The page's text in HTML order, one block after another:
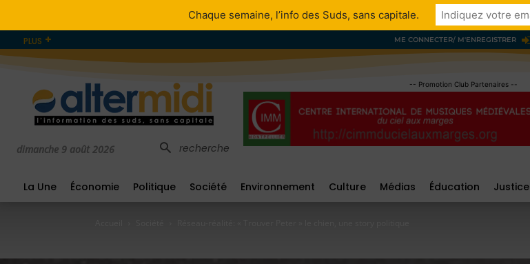
PLUS ME CONNECTER/ M'ENREGISTRER
dimanche 9 août 2026 recherche
-- Promotion Club Partenaires --
La Une Économie Politique Société Environnement Culture Médias Éducation Justice
Chaque semaine, l’info des Suds, sans capitale.